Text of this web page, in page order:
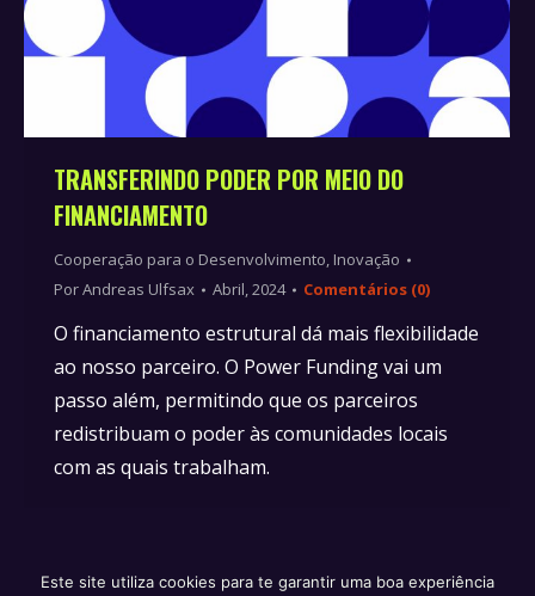
TRANSFERINDO PODER POR MEIO DO
FINANCIAMENTO
Cooperação para o Desenvolvimento, Inovação
PorAndreas Ulfsax Abril, 2024 Comentários (0)
O financiamento estrutural dá mais flexibilidade
ao nosso parceiro. O Power Funding vai um
passo além, permitindo que os parceiros
redistribuam o poder às comunidades locais
com as quais trabalham.
Este site utiliza cookies para te garantir uma boa experiência